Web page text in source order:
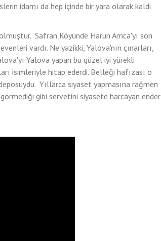
idamı da hep içinde bir yara olarak kaldi
Safran Köyünde Harun Amca'yı son
vardı. Ne yazikki, Yalova'nın çınarları,
Yalova yapan bu güzel iyi yürekli
isimleriyle hitap ederdi. Belleği hafızası o
Yıllarca siyaset yapmasına rağmen
gibi servetini siyasete harcayan ender